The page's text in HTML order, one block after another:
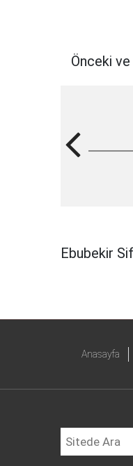
Önceki ve
Ebubekir
Anasayfa